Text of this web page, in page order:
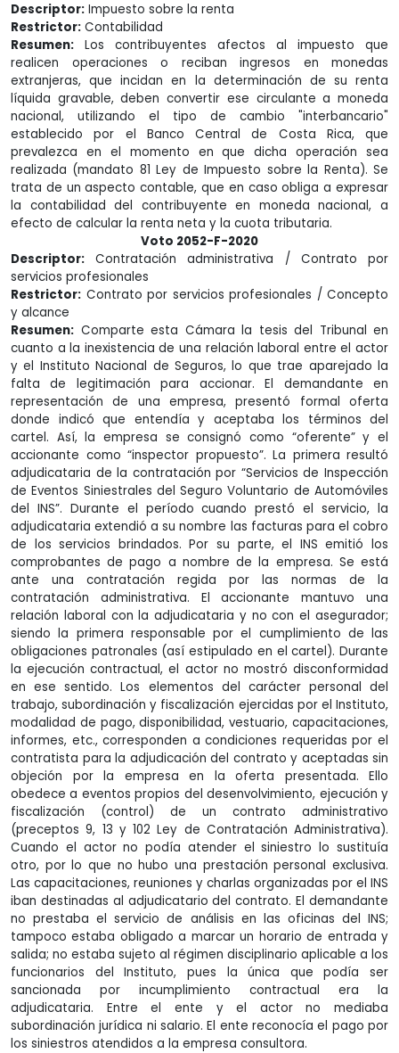
Descriptor: Impuesto sobre la renta
Restrictor: Contabilidad
Resumen: Los contribuyentes afectos al impuesto que
realicen operaciones o reciban ingresos en monedas
extranjeras, que incidan en la determinación de su renta
líquida gravable, deben convertir ese circulante a moneda
nacional, utilizando el tipo de cambio "interbancario"
establecido por el Banco Central de Costa Rica, que
prevalezca en el momento en que dicha operación sea
realizada (mandato 81 Ley de Impuesto sobre la Renta). Se
trata de un aspecto contable, que en caso obliga a expresar
la contabilidad del contribuyente en moneda nacional, a
efecto de calcular la renta neta y la cuota tributaria.
Voto 2052-F-2020
Descriptor: Contratación administrativa / Contrato por
servicios profesionales
Restrictor: Contrato por servicios profesionales / Concepto
y alcance
Resumen: Comparte esta Cámara la tesis del Tribunal en
cuanto a la inexistencia de una relación laboral entre el actor
y el Instituto Nacional de Seguros, lo que trae aparejado la
falta de legitimación para accionar. El demandante en
representación de una empresa, presentó formal oferta
donde indicó que entendía y aceptaba los términos del
cartel. Así, la empresa se consignó como “oferente” y el
accionante como “inspector propuesto”. La primera resultó
adjudicataria de la contratación por “Servicios de Inspección
de Eventos Siniestrales del Seguro Voluntario de Automóviles
del INS”. Durante el período cuando prestó el servicio, la
adjudicataria extendió a su nombre las facturas para el cobro
de los servicios brindados. Por su parte, el INS emitió los
comprobantes de pago a nombre de la empresa. Se está
ante una contratación regida por las normas de la
contratación administrativa. El accionante mantuvo una
relación laboral con la adjudicataria y no con el asegurador;
siendo la primera responsable por el cumplimiento de las
obligaciones patronales (así estipulado en el cartel). Durante
la ejecución contractual, el actor no mostró disconformidad
en ese sentido. Los elementos del carácter personal del
trabajo, subordinación y fiscalización ejercidas por el Instituto,
modalidad de pago, disponibilidad, vestuario, capacitaciones,
informes, etc., corresponden a condiciones requeridas por el
contratista para la adjudicación del contrato y aceptadas sin
objeción por la empresa en la oferta presentada. Ello
obedece a eventos propios del desenvolvimiento, ejecución y
fiscalización (control) de un contrato administrativo
(preceptos 9, 13 y 102 Ley de Contratación Administrativa).
Cuando el actor no podía atender el siniestro lo sustituía
otro, por lo que no hubo una prestación personal exclusiva.
Las capacitaciones, reuniones y charlas organizadas por el INS
iban destinadas al adjudicatario del contrato. El demandante
no prestaba el servicio de análisis en las oficinas del INS;
tampoco estaba obligado a marcar un horario de entrada y
salida; no estaba sujeto al régimen disciplinario aplicable a los
funcionarios del Instituto, pues la única que podía ser
sancionada por incumplimiento contractual era la
adjudicataria. Entre el ente y el actor no mediaba
subordinación jurídica ni salario. El ente reconocía el pago por
los siniestros atendidos a la empresa consultora.